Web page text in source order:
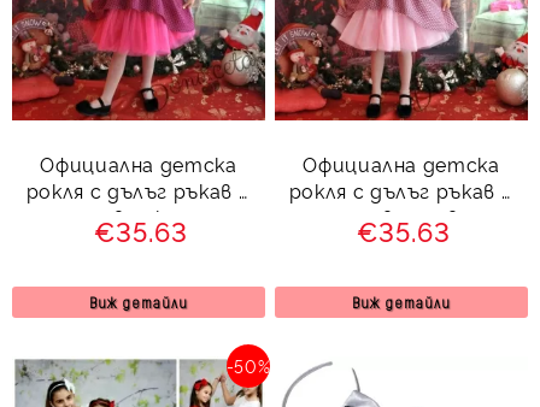
Официална детска
рокля с дълъг ръкав и
тюл в циклама
€35.63
Виж детайли
Официална детска
рокля с дълъг ръкав и
тюл в лилаво
€35.63
Виж детайли
-50%